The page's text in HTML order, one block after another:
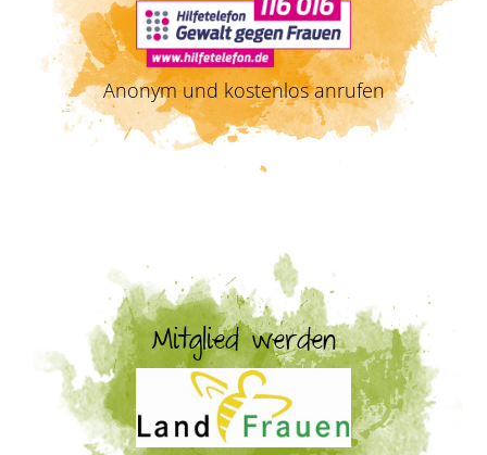
Anonym und kostenlos anrufen
Mitglied werden